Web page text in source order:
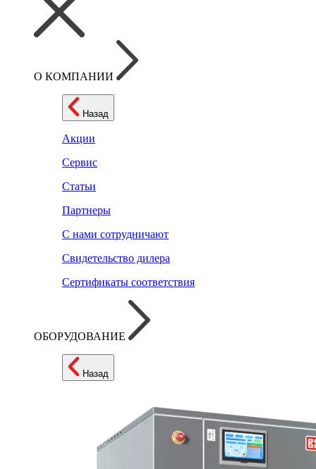
О КОМПАНИИ
Назад
Акции
Сервис
Статьи
Партнеры
С нами сотрудничают
Свидетельство дилера
Сертификаты соответствия
ОБОРУДОВАНИЕ
Назад